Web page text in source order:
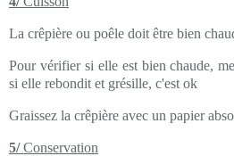
La crêpière ou poêle doit être bien
Pour vérifier si elle est bien chaude,
si elle rebondit et grésille, c'est ok
Graissez la crêpière avec un papier
5/Conservation